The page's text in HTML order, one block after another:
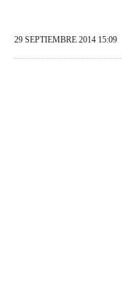
29 SEPTIEMBRE 2014 15:09